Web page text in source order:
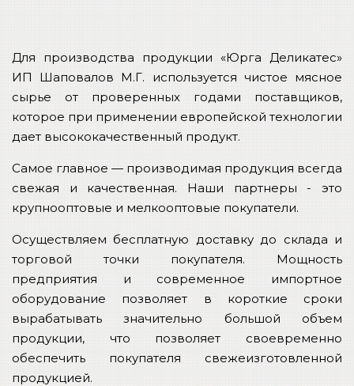
Для производства продукции «Юрга Деликатес»
ИП Шаповалов М.Г. используется чистое мясное
сырье от проверенных годами поставщиков,
которое при применении европейской технологии
дает высококачественный продукт.
Самое главное — производимая продукция всегда
свежая и качественная. Наши партнеры - это
крупнооптовые и мелкооптовые покупатели.
Осуществляем бесплатную доставку до склада и
торговой точки покупателя. Мощность
предприятия и современное импортное
оборудование позволяет в короткие сроки
вырабатывать значительно большой объем
продукции, что позволяет своевременно
обеспечить покупателя свежеизготовленной
продукцией.